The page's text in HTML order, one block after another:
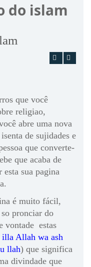
do islam
que você
religiao,
abre uma nova
de sujidades e
que converte-
que acaba de
esta sua pagina
é muito fácil,
pronciar do
vontade estas
Allah wa ash
llah) que significa
divindade que